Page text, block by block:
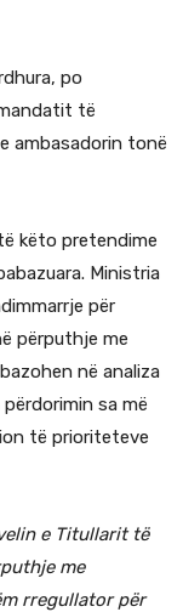
po
të
ambasadorin tonë
këto pretendime
Ministria
për
përputhje me
në analiza
sa më
të prioriteteve
e Titullarit të
me
rregullator për